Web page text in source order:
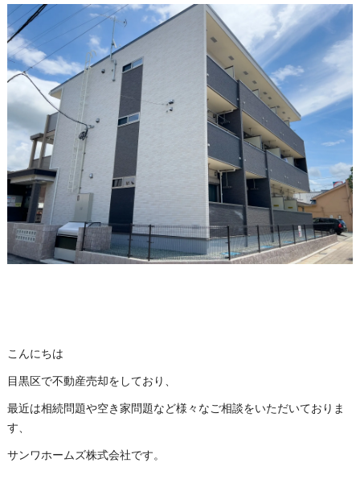
こんにちは
目黒区で不動産売却をしており、
最近は相続問題や空き家問題など様々なご相談をいただいておりま
す、
サンワホームズ株式会社です。